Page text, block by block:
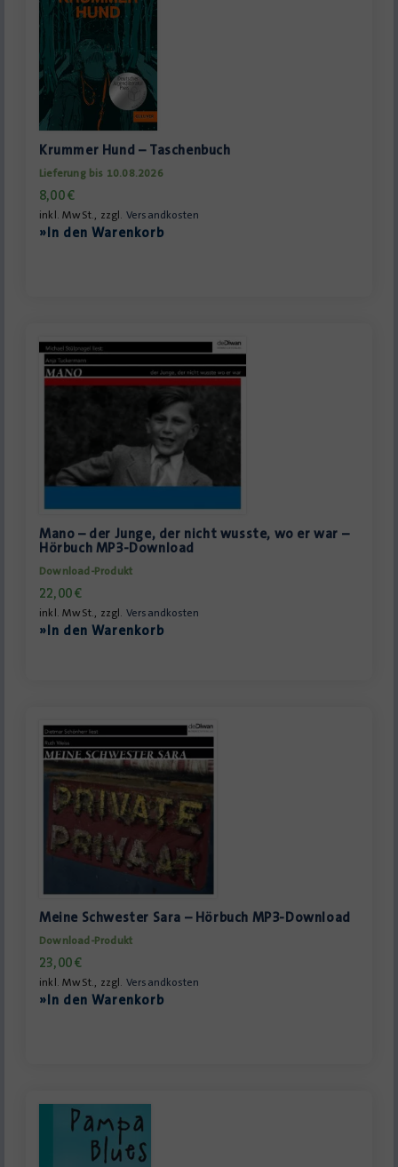
Krummer Hund – Taschenbuch
Lieferung bis 10.08.2026
8,00€
inkl. MwSt., zzgl. Versandkosten
»In den Warenkorb
Mano – der Junge, der nicht wusste, wo er war –
Hörbuch MP3-Download
Download-Produkt
22,00€
inkl. MwSt., zzgl. Versandkosten
»In den Warenkorb
Meine Schwester Sara – Hörbuch MP3-Download
Download-Produkt
23,00€
inkl. MwSt., zzgl. Versandkosten
»In den Warenkorb